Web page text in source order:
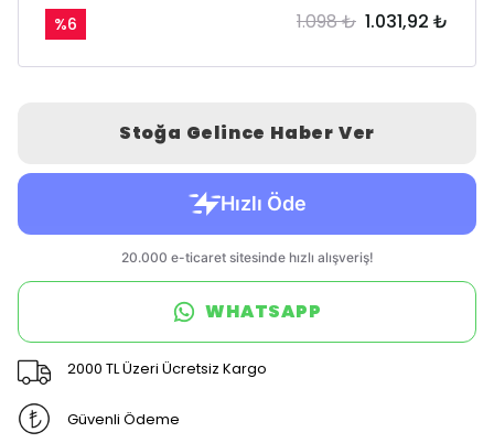
%6 1.098 ₺ 1.031,92 ₺
Stoğa Gelince Haber Ver
WHATSAPP
2000 TL Üzeri Ücretsiz Kargo
Güvenli Ödeme